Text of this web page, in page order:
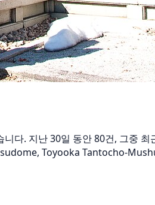
. 지난 30일 동안 80건, 그중
Toyooka Tantocho-